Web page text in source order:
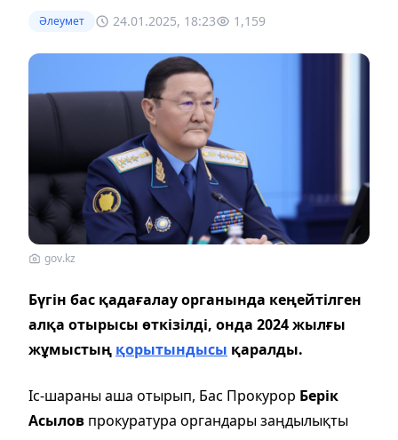
Әлеумет 24.01.2025, 18:23 1,159
gov.kz
Бүгін бас қадағалау органында кеңейтілген
алқа отырысы өткізілді, онда 2024 жылғы
жұмыстың қорытындысы қаралды.
Іс-шараны аша отырып, Бас Прокурор Берік
Асылов прокуратура органдары заңдылықты